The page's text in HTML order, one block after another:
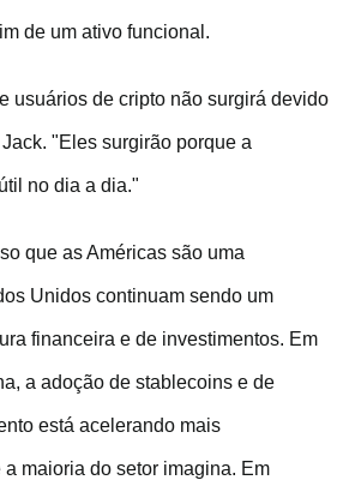
de um ativo funcional.
usuários de cripto não surgirá devido
"Eles surgirão porque a
no dia a dia."
que as Américas são uma
Unidos continuam sendo um
financeira e de investimentos. Em
a adoção de stablecoins e de
está acelerando mais
maioria do setor imagina. Em